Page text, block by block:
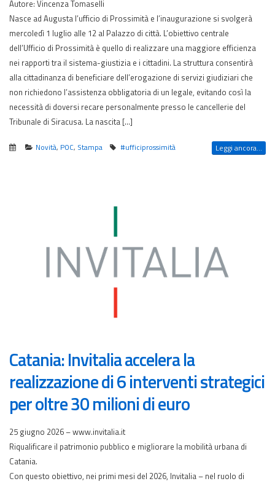
Autore: Vincenza Tomaselli
Nasce ad Augusta l’ufficio di Prossimità e l’inaugurazione si svolgerà
mercoledì 1 luglio alle 12 al Palazzo di città. L’obiettivo centrale
dell’Ufficio di Prossimità è quello di realizzare una maggiore efficienza
nei rapporti tra il sistema-giustizia e i cittadini. La struttura consentirà
alla cittadinanza di beneficiare dell’erogazione di servizi giudiziari che
non richiedono l’assistenza obbligatoria di un legale, evitando così la
necessità di doversi recare personalmente presso le cancellerie del
Tribunale di Siracusa. La nascita […]
Novità, POC, Stampa #ufficiprossimità Leggi ancora...
Catania: Invitalia accelera la
realizzazione di 6 interventi strategici
per oltre 30 milioni di euro
25 giugno 2026 – www.invitalia.it
Riqualificare il patrimonio pubblico e migliorare la mobilità urbana di
Catania.
Con questo obiettivo, nei primi mesi del 2026, Invitalia – nel ruolo di